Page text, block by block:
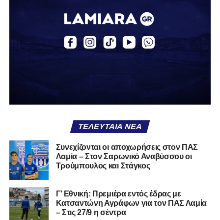
Το γκολ αυτό άλλαξε τη ροή του αγώνα, δίνοντας
ψυχολογία στη Λαμία που άρχισε να κρατά περισσότερο
την κατοχή. Τα Τρίκαλα προσπάθησαν να αντιδράσουν,
χωρίς όμως να δημιουργούν ουσιαστικές ευκαιρίες,
καθώς η άμυνα των παικτών του Βαγγέλη Στουρνάρα
μέρους, το ενδιαφέρον μεταφέρθηκε κυρίως στην εξέδρα,
Στο 45’ σημειώθηκε ένταση μετά από σκληρό μαρκάρισμα,
με τον διαιτητή να δείχνει κίτρινες κάρτες και στις δύο
πλευρές, χωρίς όμως να αλλάξει κάτι στο σκορ.
Το δεύτερο ημίχρονο ξεκίνησε σε παρόμοιο ρυθμό, ενώ το
δεύτερο γκολ της Ελασσόνας σε άλλο παιχνίδι μείωσε
ακόμη περισσότερο το ενδιαφέρον της αναμέτρησης. Στο
57’, ο Αλτάνης δοκίμασε ένα αδύναμο γυριστό σουτ που
πέρασε άουτ, ενώ λίγα λεπτά αργότερα ο Μέτσε είχε την
ίδια τύχη με σουτ εκτός περιοχής.
ΤΕΛΕΥΤΑΊΑ ΝΈΑ
Συνεχίζονται οι αποχωρήσεις στον ΠΑΣ
Λαμία – Στον Σαρωνικό Αναβύσσου οι
Τρούμπουλος και Στάγκος
Γ’ Εθνική: Πρεμιέρα εντός έδρας με
Κατσαντώνη Αγράφων για τον ΠΑΣ Λαμία
– Στις 27/9 η σέντρα